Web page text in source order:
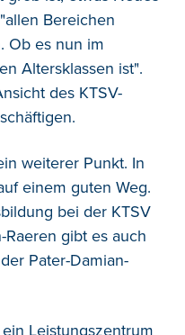
Bereichen
Ob es nun im
Altersklassen ist".
des KTSV-
weiterer Punkt. In
einem guten Weg.
bei der KTSV
gibt es auch
Pater-Damian-
Leistungszentrum